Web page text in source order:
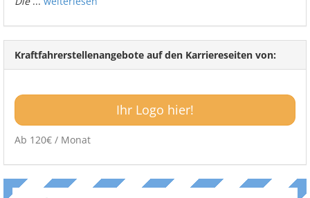
Kraftfahrerstellenangebote auf den Karriereseiten von:
Ihr Logo hier!
Ab 120€ / Monat